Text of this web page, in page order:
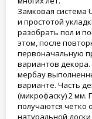
Замковая система
и простотой
разобрать пол и
этом, после
первоначальную
вариантов декора.
мербау
варианте. Часть
(микрофаску) 2 мм.
получаются четко
натуральной